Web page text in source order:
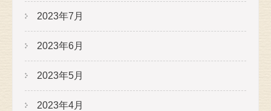
2023年7月
2023年6月
2023年5月
2023年4月